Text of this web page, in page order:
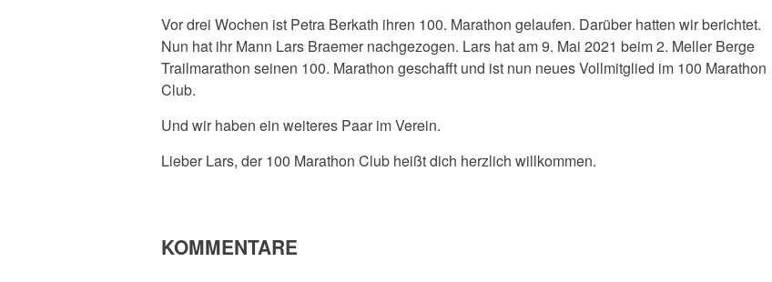
Vor drei Wochen ist Petra Berkath ihren 100. Marathon gelaufen. Darüber hatten wir berichtet.
Nun hat ihr Mann Lars Braemer nachgezogen. Lars hat am 9. Mai 2021 beim 2. Meller Berge
Trailmarathon seinen 100. Marathon geschafft und ist nun neues Vollmitglied im 100 Marathon
Club.
Und wir haben ein weiteres Paar im Verein.
Lieber Lars, der 100 Marathon Club heißt dich herzlich willkommen.
KOMMENTARE